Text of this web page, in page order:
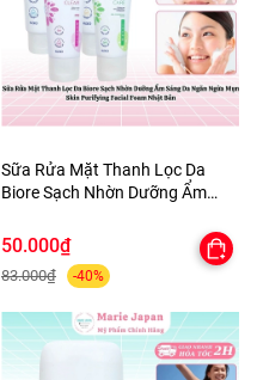
Sữa Rửa Mặt Thanh Lọc Da
Biore Sạch Nhờn Dưỡng Ẩm
Purifying Facial Foam Nhật Bản
50.000₫
83.000₫ -40%